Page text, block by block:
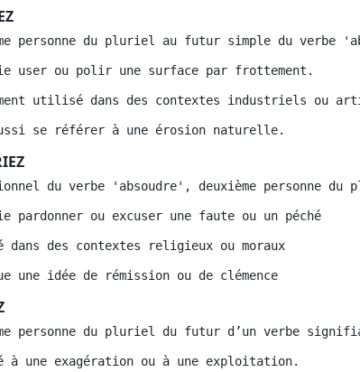
personne du pluriel au futur simple du verbe
user ou polir une surface par frottement.
utilisé dans des contextes industriels ou
se référer à une érosion naturelle.
du verbe 'absoudre', deuxième personne du
pardonner ou excuser une faute ou un péché
des contextes religieux ou moraux
une idée de rémission ou de clémence
personne du pluriel du futur d’un verbe
à une exagération ou à une exploitation.